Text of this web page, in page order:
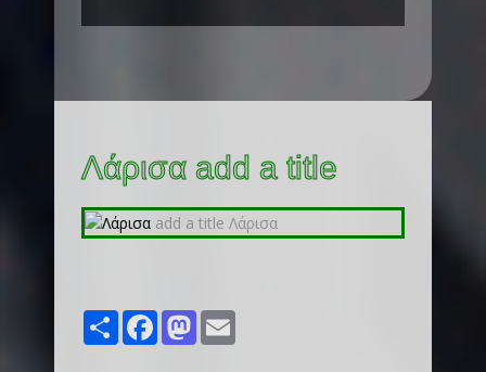
Λάρισα add a title
Share FacebookMastodon